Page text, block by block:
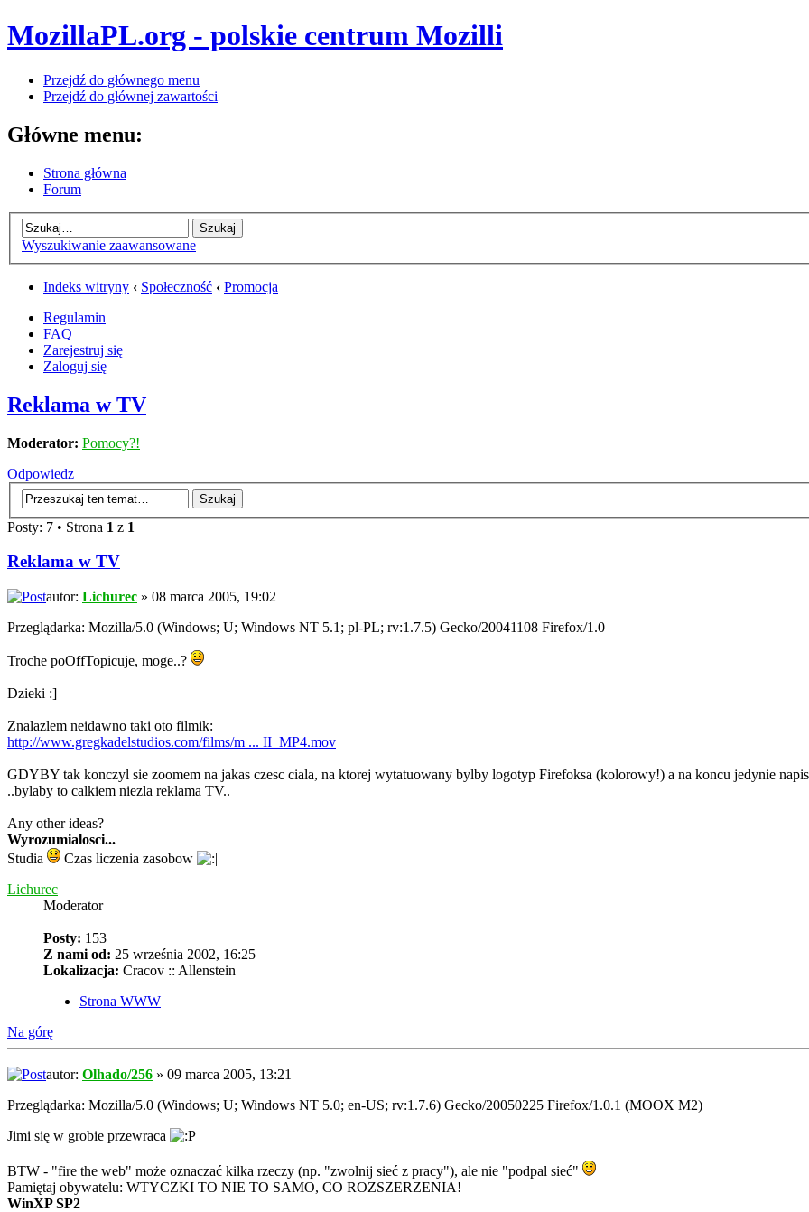
MozillaPL.org - polskie centrum Mozilli
Przejdź do głównego menu
Przejdź do głównej zawartości
Główne menu:
Strona główna
Forum
Wyszukiwanie zaawansowane
Indeks witryny ‹ Społeczność ‹ Promocja
Regulamin
FAQ
Zarejestruj się
Zaloguj się
Reklama w TV
Moderator: Pomocy?!
Odpowiedz
Posty: 7 • Strona 1 z 1
Reklama w TV
autor: Lichurec » 08 marca 2005, 19:02
Przeglądarka: Mozilla/5.0 (Windows; U; Windows NT 5.1; pl-PL; rv:1.7.5) Gecko/20041108 Firefox/1.0
Troche poOffTopicuje, moge..?
Dzieki :]
Znalazlem neidawno taki oto filmik:
http://www.gregkadelstudios.com/films/m ... II_MP4.mov
GDYBY tak konczyl sie zoomem na jakas czesc ciala, na ktorej wytatuowany bylby logotyp Firefoksa (kolorowy!) a na koncu jedynie
..bylaby to calkiem niezla reklama TV..
Any other ideas?
Wyrozumialosci...
Studia
Czas liczenia zasobow
Lichurec
Moderator
Posty: 153
Z nami od: 25 września 2002, 16:25
Lokalizacja: Cracov :: Allenstein
Strona WWW
Na górę
autor: Olhado/256 » 09 marca 2005, 13:21
Przeglądarka: Mozilla/5.0 (Windows; U; Windows NT 5.0; en-US; rv:1.7.6) Gecko/20050225 Firefox/1.0.1 (MOOX M2)
Jimi się w grobie przewraca
BTW - "fire the web" może oznaczać kilka rzeczy (np. "zwolnij sieć z pracy"), ale nie "podpal sieć"
Pamiętaj obywatelu: WTYCZKI TO NIE TO SAMO, CO ROZSZERZENIA!
WinXP SP2